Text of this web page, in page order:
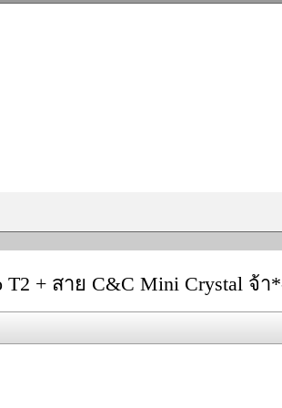
T2 + สาย C&C Mini Crystal จ้า